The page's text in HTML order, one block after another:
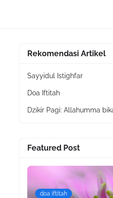
Rekomendasi Artikel
Sayyidul Istighfar
Doa Iftitah
Dzikir Pagi: Allahumma
Featured Post
doa iftitah